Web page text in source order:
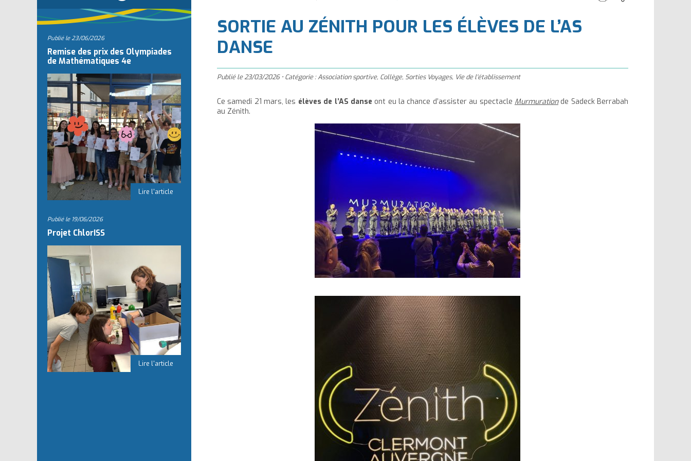
taille
du
SORTIE AU ZÉNITH POUR LES ÉLÈVES DE L’AS
DANSE
Publié le23/03/2026 • Catégorie :Association sportive, Collège, Sorties Voyages, Vie de l'établissement
Ce samedi 21 mars, les élèves de l’AS danse ont eu la chance d’assister au spectacle Murmurationde Sadeck Berrabah
au Zénith.
Publié le23/06/2026
Remise des prix des Olympiades
de Mathématiques 4e
Publié le 19/06/2026
Projet ChlorISS